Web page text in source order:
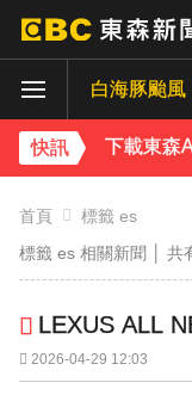
白海豚颱風
快訊
下載東森
下載東森
首頁
標籤 es
標籤 es 相關新聞 │ 共
LEXUS ALL
2026-04-29 12:03